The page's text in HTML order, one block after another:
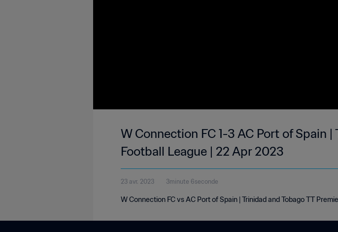
W Connection FC 1-3 AC Port of Spain
Football League | 22 Apr 2023
23 avr. 2023 3minute 6seconde
W Connection FC vs AC Port of Spain | Trinidad and Tobago TT